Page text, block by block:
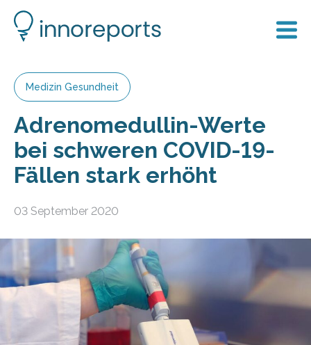
Medizin Gesundheit
Adrenomedullin-Werte
bei schweren COVID-19-
Fällen stark erhöht
03 September 2020